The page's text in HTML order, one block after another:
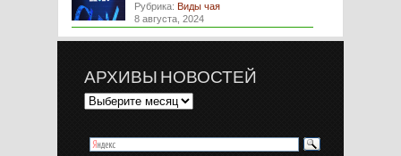
Рубрика: Виды чая
8 августа, 2024
АРХИВЫ НОВОСТЕЙ